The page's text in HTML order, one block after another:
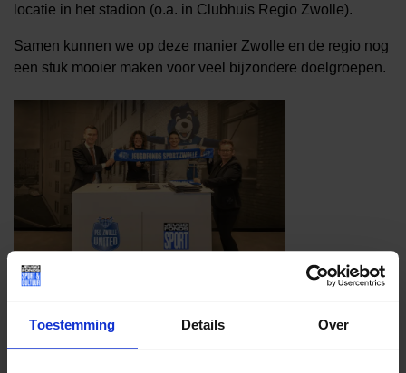
Toestemming Details Over
locatie in het stadion (o.a. in Clubhuis Regio Zwolle).
Samen kunnen we op deze manier Zwolle en de regio nog
een stuk mooier maken voor veel bijzondere doelgroepen.
Lees meer nieuws